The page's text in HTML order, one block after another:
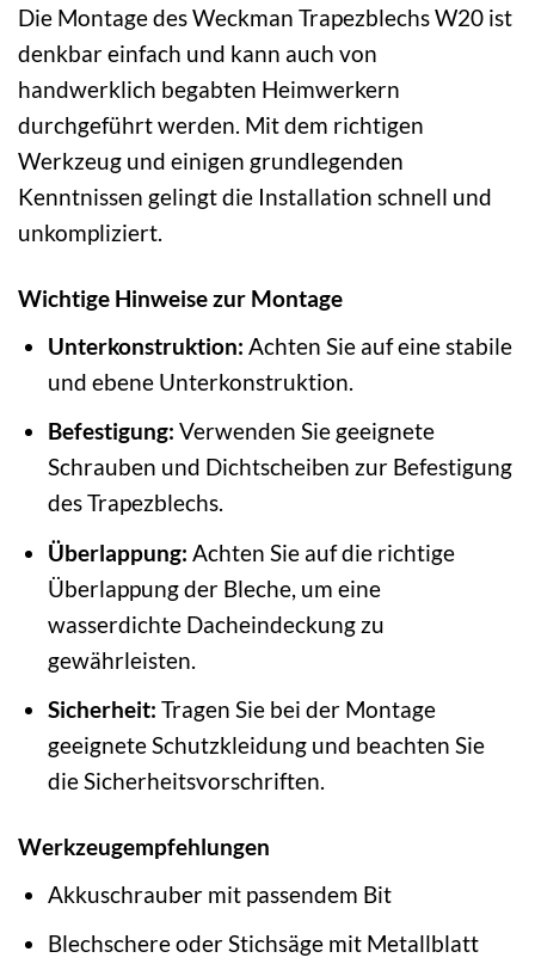
Die Montage des Weckman Trapezblechs W20 ist
denkbar einfach und kann auch von
handwerklich begabten Heimwerkern
durchgeführt werden. Mit dem richtigen
Werkzeug und einigen grundlegenden
Kenntnissen gelingt die Installation schnell und
unkompliziert.
Wichtige Hinweise zur Montage
Unterkonstruktion: Achten Sie auf eine stabile
und ebene Unterkonstruktion.
Befestigung: Verwenden Sie geeignete
Schrauben und Dichtscheiben zur Befestigung
des Trapezblechs.
Überlappung: Achten Sie auf die richtige
Überlappung der Bleche, um eine
wasserdichte Dacheindeckung zu
gewährleisten.
Sicherheit: Tragen Sie bei der Montage
geeignete Schutzkleidung und beachten Sie
die Sicherheitsvorschriften.
Werkzeugempfehlungen
Akkuschrauber mit passendem Bit
Blechschere oder Stichsäge mit Metallblatt